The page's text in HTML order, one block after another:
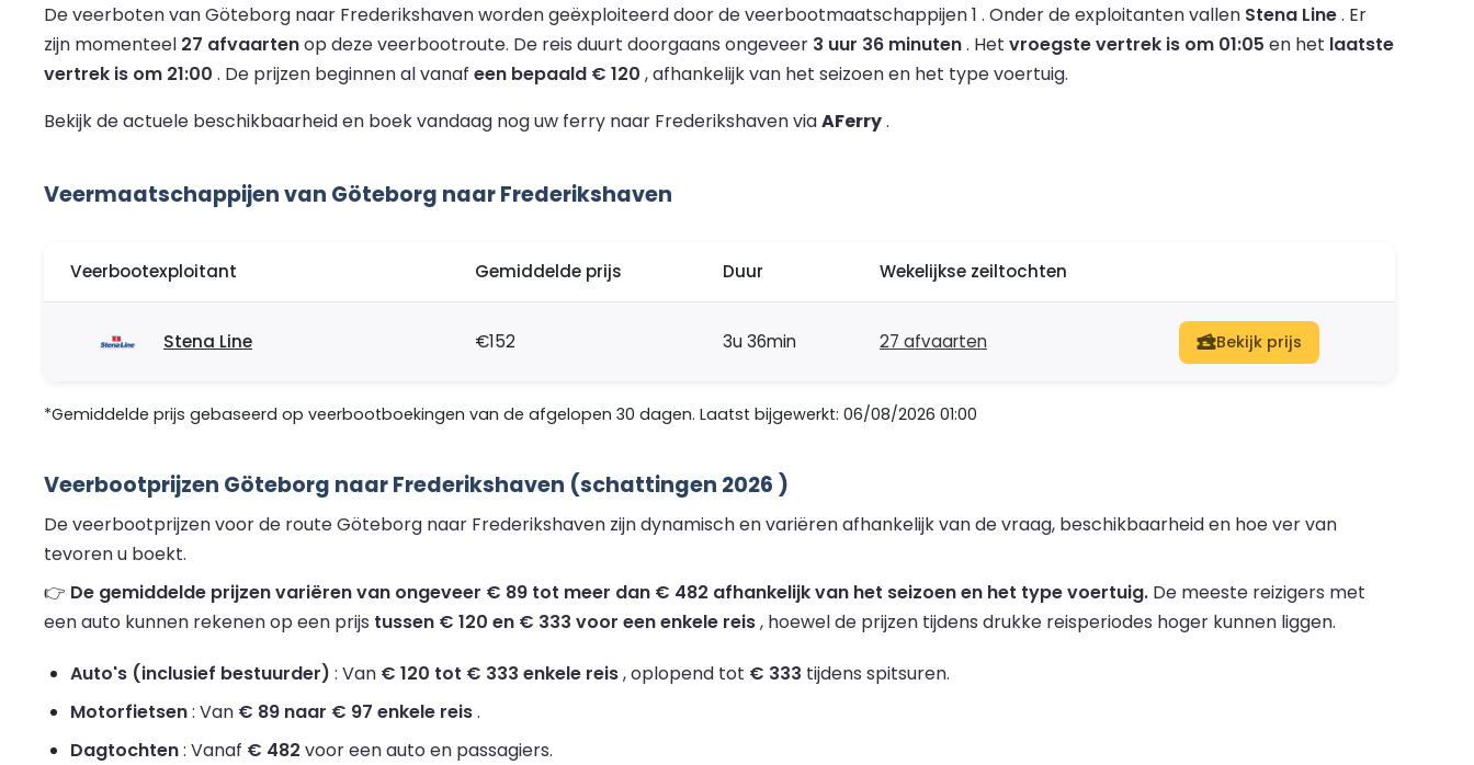
De veerboten van Göteborg naar Frederikshaven worden geëxploiteerd door de veerbootmaatschappijen 1 . Onder de exploitanten vallen Stena Line. Er
zijn momenteel 27 afvaartenop deze veerbootroute. De reis duurt doorgaans ongeveer 3 uur 36 minuten. Het vroegste vertrek is om 01:05 en het laatste
vertrek is om 21:00 . De prijzen beginnen al vanaf een bepaald € 120 , afhankelijk van het seizoen en het type voertuig.
Bekijk de actuele beschikbaarheid en boek vandaag nog uw ferry naar Frederikshaven viaAFerry.
Veermaatschappijen van Göteborg naar Frederikshaven
Veerbootexploitant Gemiddelde prijs Duur Wekelijkse zeiltochten
Stena Line €152 3u 36min 27 afvaarten Bekijk prijs
*Gemiddelde prijs gebaseerd op veerbootboekingen van de afgelopen 30 dagen. Laatst bijgewerkt: 06/08/2026 01:00
Veerbootprijzen Göteborg naar Frederikshaven (schattingen 2026 )
De veerbootprijzen voor de route Göteborg naar Frederikshaven zijn dynamisch en variëren afhankelijk van de vraag, beschikbaarheid en hoe ver van
tevoren u boekt.
👉 De gemiddelde prijzen variëren van ongeveer € 89 tot meer dan € 482 afhankelijk van het seizoen en het type voertuig. De meeste reizigers met
een auto kunnen rekenen op een prijs tussen € 120 en € 333 voor een enkele reis, hoewel de prijzen tijdens drukke reisperiodes hoger kunnen liggen.
Auto's (inclusief bestuurder) : Van € 120 tot € 333 enkele reis, oplopend tot € 333 tijdens spitsuren.
Motorfietsen: Van € 89 naar € 97 enkele reis.
Dagtochten: Vanaf € 482 voor een auto en passagiers.